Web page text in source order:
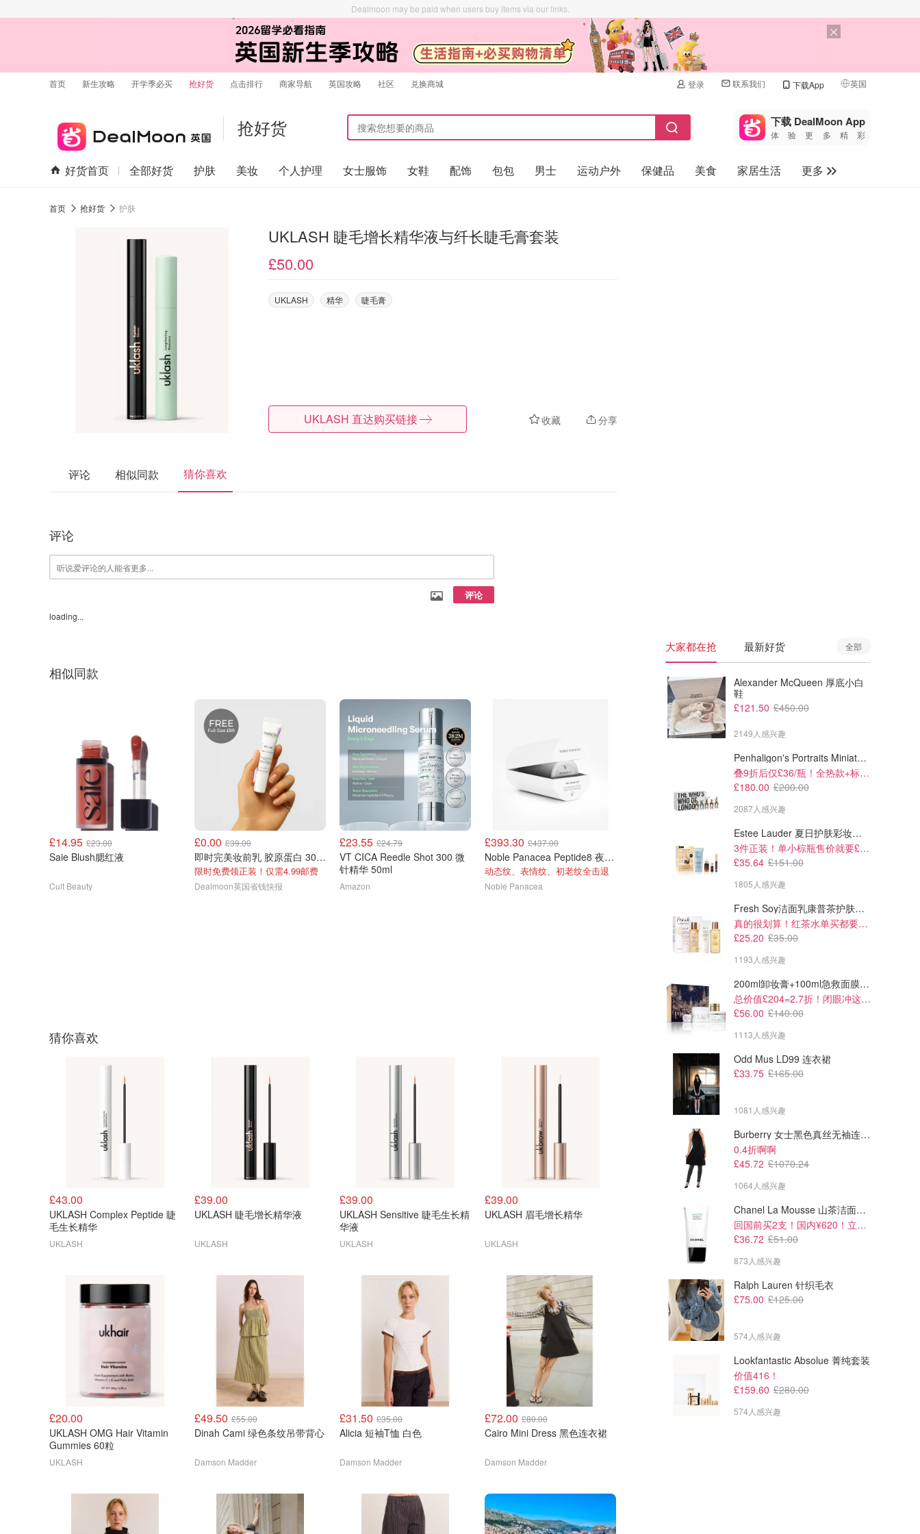
Dealmoon may be paid when users buy items via our links.
首页 新生攻略 开学季必买 抢好货 点击排行 商家导航 英国攻略 社区 兑换商城 登录 联系我们 下载App 英国
🇺🇸
🇨🇳 中国
🇨🇦加拿大
抢好货 下载 DealMoon App
体验更多精彩
好货首页 全部好货 护肤 美妆 个人护理 女士服饰 女鞋 配饰 包包 男士 运动户外 保健品 美食 家居生活
更多
首页 抢好货 护肤
UKLASH 睫毛增长精华液与纤长睫毛膏套装
£50.00
UKLASH 精华 睫毛膏
收藏 分享
UKLASH 直达购买链接
评论 相似同款 猜你喜欢
评论
评论
loading...
相似同款
£14.95 £23.00
Saie Blush腮红液
Cult Beauty
£0.00 £39.00
即时完美妆前乳 胶原蛋白 30ml
限时免费领正装！仅需4.99邮费
Dealmoon英国省钱快报
£23.55 £24.79
VT CICA Reedle Shot 300 微
针精华 50ml
Amazon
£393.30 £437.00
Noble Panacea Peptide8 夜间精华液
动态纹、表情纹、初老纹全击退
Noble Panacea
£247.00
Noble Panacea Prime
Radiance 精华液
£134.10 £149.00
Noble Panacea 维生素C 护理
精华
Noble Panacea
猜你喜欢
£43.00
UKLASH Complex Peptide 睫
毛生长精华
UKLASH
£39.00
UKLASH 睫毛增长精华液
UKLASH
£39.00
UKLASH Sensitive 睫毛生长精
华液
UKLASH
£39.00
UKLASH 眉毛增长精华
UKLASH
£20.00
UKLASH OMG Hair Vitamin
Gummies 60粒
UKLASH
£49.50 £55.00
Dinah Cami 绿色条纹吊带背心
Damson Madder
£31.50 £35.00
Alicia 短袖T恤 白色
Damson Madder
£72.00 £80.00
Cairo Mini Dress 黑色连衣裙
Damson Madder
大家都在抢 最新好货 全部
Alexander McQueen 厚底小白
鞋
£121.50 £450.00
2149人感兴趣
Penhaligon's Portraits Miniature Collection 香氛套装 5瓶装
叠9折后仅£36/瓶！全热款+标志性兽首头
£180.00 £200.00
2087人感兴趣
Estee Lauder 夏日护肤彩妆礼盒
3件正装！单小棕瓶售价就要£65！
£35.64 £151.00
1805人感兴趣
Fresh Soy洁面乳康普茶护肤套装 100ml
真的很划算！红茶水单买都要£35！
£25.20 £35.00
1193人感兴趣
200ml卸妆膏+100ml急救面膜+面霜+洁颜布
总价值£204=2.7折！闭眼冲这套！
£56.00 £140.00
1113人感兴趣
Odd Mus LD99 连衣裙
£33.75 £165.00
1081人感兴趣
Burberry 女士黑色真丝无袖连衣裙
0.4折啊啊
£45.72 £1070.24
1064人感兴趣
Chanel La Mousse 山茶洁面乳 150ml
回国前买2支！国内¥620！立省近一半！
£36.72 £51.00
873人感兴趣
Ralph Lauren 针织毛衣
£75.00 £125.00
574人感兴趣
Lookfantastic Absolue 菁纯套装
价值416！
£159.60 £280.00
574人感兴趣